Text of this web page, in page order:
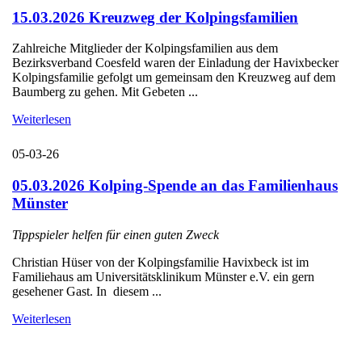
15.03.2026 Kreuzweg der Kolpingsfamilien
Zahlreiche Mitglieder der Kolpingsfamilien aus dem
Bezirksverband Coesfeld waren der Einladung der Havixbecker
Kolpingsfamilie gefolgt um gemeinsam den Kreuzweg auf dem
Baumberg zu gehen. Mit Gebeten ...
Weiterlesen
05-03-26
05.03.2026 Kolping-Spende an das Familienhaus
Münster
Tippspieler helfen für einen guten Zweck
Christian Hüser von der Kolpingsfamilie Havixbeck ist im
Familiehaus am Universitätsklinikum Münster e.V. ein gern
gesehener Gast. In diesem ...
Weiterlesen